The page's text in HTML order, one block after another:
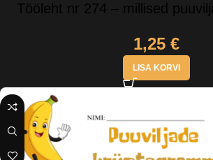
Tööleht nr 274 – millised
1,25 €
LISA KORVI